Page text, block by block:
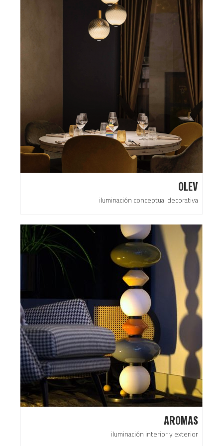
OLEV
iluminación conceptual decorativa
AROMAS
iluminación interior y exterior